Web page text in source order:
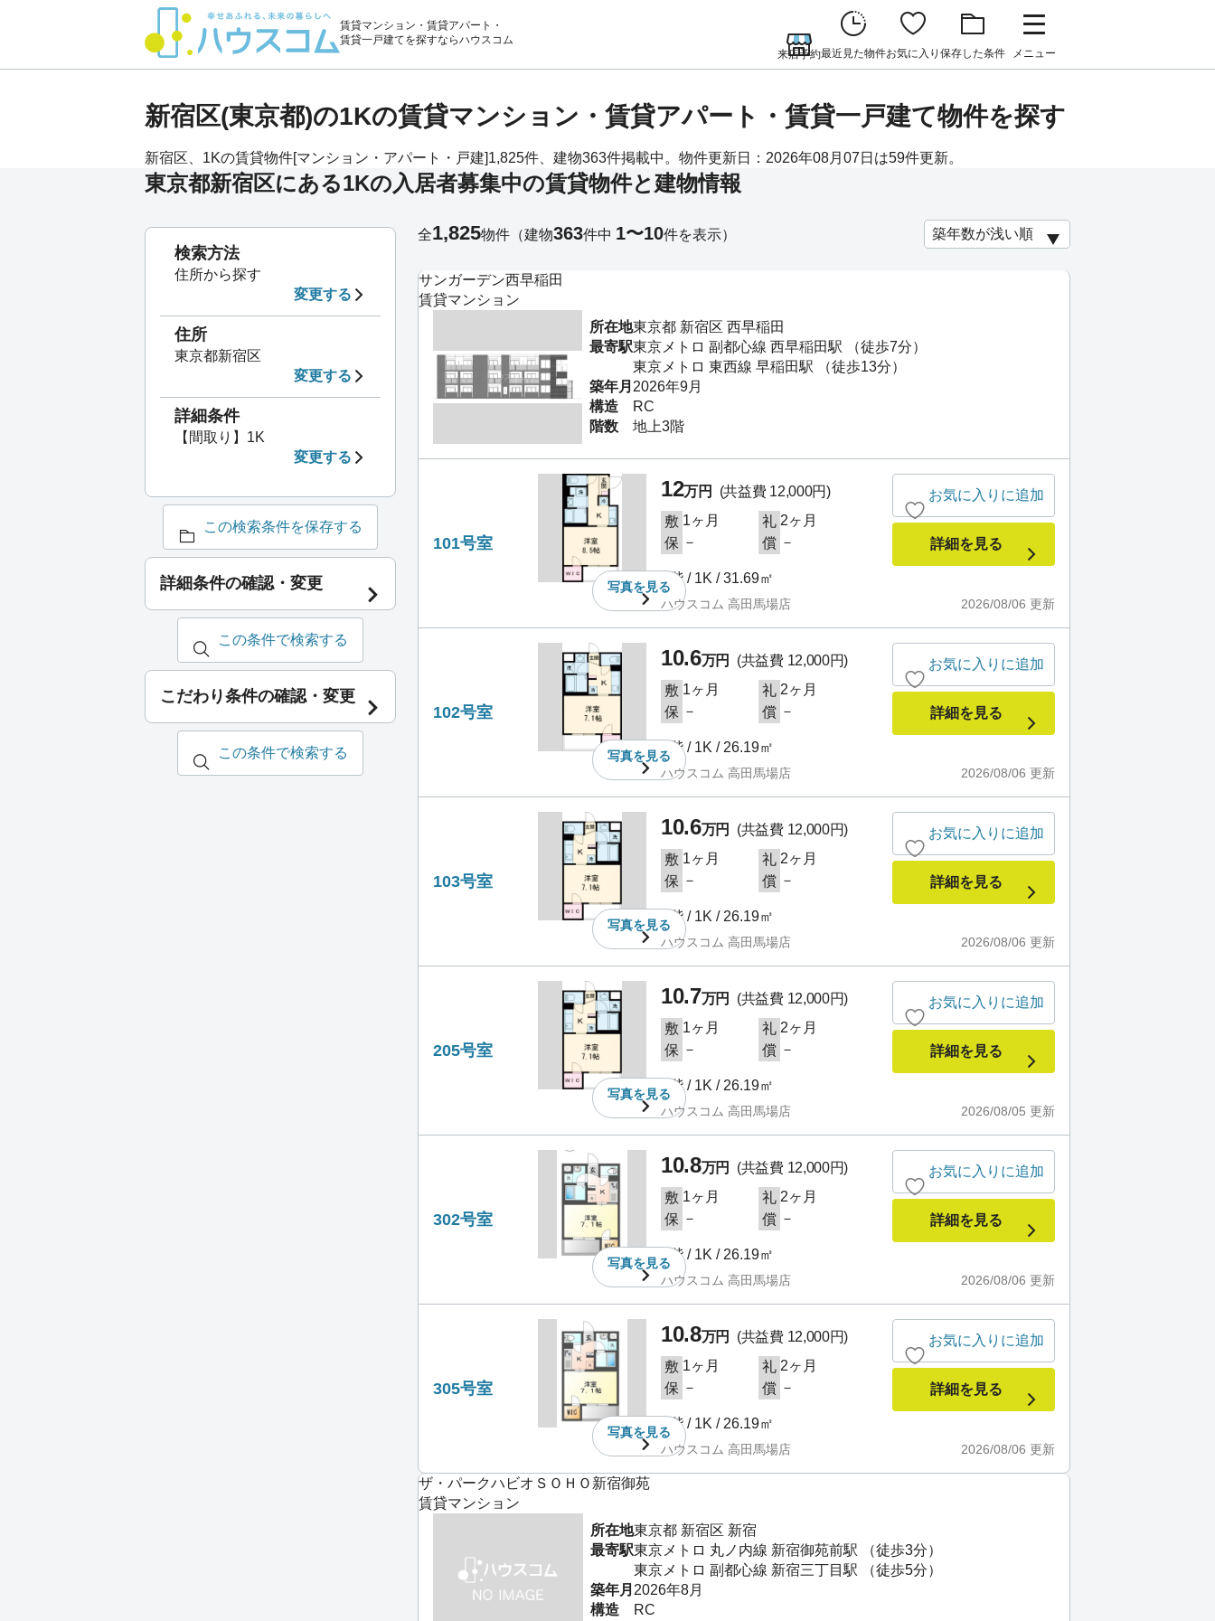
賃貸マンション・賃貸アパート・
賃貸一戸建てを探すならハウスコム
来店予約最近見た物件お気に入り 保存した条件 メニュー
新宿区(東京都)の1Kの賃貸マンション・賃貸アパート・賃貸一戸建て物件を探す
新宿区、1Kの賃貸物件[マンション・アパート・戸建]1,825件、建物363件掲載中。物件更新日：2026年08月07日は59件更新。
東京都新宿区にある1Kの入居者募集中の賃貸物件と建物情報
サンガーデン西早稲田
賃貸マンション
所在地東京都 新宿区 西早稲田
最寄駅東京メトロ 副都心線 西早稲田駅 （徒歩7分）
東京メトロ 東西線 早稲田駅 （徒歩13分）
築年月 2026年9月
構造
RC
階数
地上3階
101号室
写真を見る
12万円
(共益費 12,000円)
敷 1ヶ月 礼 2ヶ月
保 － 償 －
1階 / 1K / 31.69㎡
2026/08/06 更新
ハウスコム 高田馬場店
お気に入りに追加
詳細を見る
102号室
写真を見る
10.6万円
(共益費 12,000円)
敷 1ヶ月 礼 2ヶ月
保 － 償 －
1階 / 1K / 26.19㎡
2026/08/06 更新
ハウスコム 高田馬場店
お気に入りに追加
詳細を見る
103号室
写真を見る
10.6万円
(共益費 12,000円)
敷 1ヶ月 礼 2ヶ月
保 － 償 －
1階 / 1K / 26.19㎡
2026/08/06 更新
ハウスコム 高田馬場店
お気に入りに追加
詳細を見る
205号室
写真を見る
10.7万円
(共益費 12,000円)
敷 1ヶ月 礼 2ヶ月
保 － 償 －
2階 / 1K / 26.19㎡
2026/08/05 更新
ハウスコム 高田馬場店
お気に入りに追加
詳細を見る
302号室
写真を見る
10.8万円
(共益費 12,000円)
敷 1ヶ月 礼 2ヶ月
保 － 償 －
3階 / 1K / 26.19㎡
2026/08/06 更新
ハウスコム 高田馬場店
お気に入りに追加
詳細を見る
305号室
写真を見る
10.8万円
(共益費 12,000円)
敷 1ヶ月 礼 2ヶ月
保 － 償 －
3階 / 1K / 26.19㎡
2026/08/06 更新
ハウスコム 高田馬場店
お気に入りに追加
詳細を見る
ザ・パークハビオＳＯＨＯ新宿御苑
賃貸マンション
所在地東京都 新宿区 新宿
最寄駅東京メトロ 丸ノ内線 新宿御苑前駅 （徒歩3分）
東京メトロ 副都心線 新宿三丁目駅 （徒歩5分）
築年月 2026年8月
構造
RC
全1,825物件 （建物363件中 1〜10件を表示）
検索方法
住所から探す
変更する
住所
東京都新宿区
変更する
詳細条件
【間取り】1K
変更する
この検索条件を保存する
詳細条件の確認・変更
この条件で検索する
こだわり条件の確認・変更
この条件で検索する